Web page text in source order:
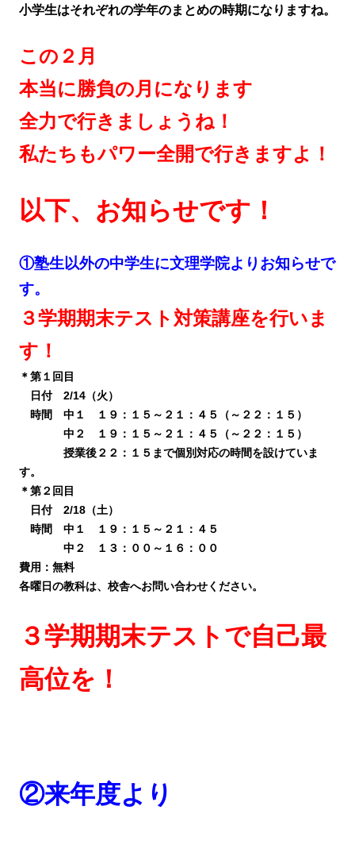
小学生はそれぞれの学年のまとめの時期になりますね。
この２月
本当に勝負の月になります
全力で行きましょうね！
私たちもパワー全開で行きますよ！
以下、お知らせです！
①塾生以外の中学生に文理学院よりお知らせで
す。
３学期期末テスト対策講座を行いま
す！
＊第１回目
日付 2/14（火）
時間 中１ １９：１５～２１：４５（～２２：１５）
中２ １９：１５～２１：４５（～２２：１５）
授業後２２：１５まで個別対応の時間を設けていま
す。
＊第２回目
日付 2/18（土）
時間 中１ １９：１５～２１：４５
中２ １３：００～１６：００
費用：無料
各曜日の教科は、校舎へお問い合わせください。
３学期期末テストで自己最
高位を！
②来年度より